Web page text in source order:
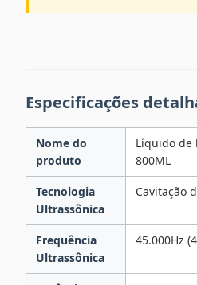
Especificações
Nome do
produto
Líquido de
800ML
Tecnologia
Ultrassônica
Cavitação
Frequência
Ultrassônica
45.000Hz